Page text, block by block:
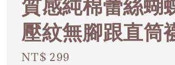
質感純棉蕾絲蝴
壓紋無腳跟直筒
Regular
NT$ 299